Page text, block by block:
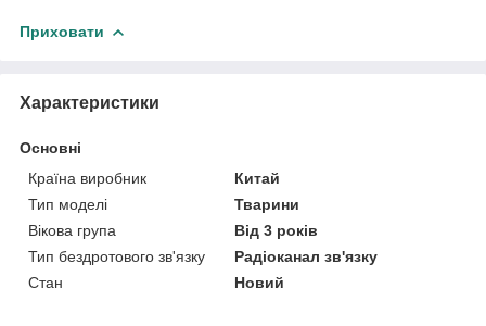
Приховати
Характеристики
Основні
Країна виробник
Китай
Тип моделі
Тварини
Вікова група
Від 3 років
Тип бездротового зв'язку
Радіоканал зв'язку
Стан
Новий